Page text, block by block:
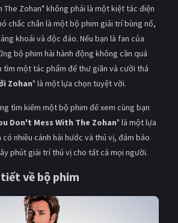
The Zohan" không phải là một kiệt tác điện
chắc chắn là một bộ phim giải trí bùng nổ,
khoái và độc đáo. Nếu bạn là fan của
bộ phim hài hành động không cần quá
tìm một tác phẩm để thư giãn và cười thả
Zohan" là một lựa chọn tuyệt vời.
tìm kiếm một bộ phim để xem cùng bạn
Don't Mess With The Zohan" là một lựa
nhiều cảnh hài hước và thú vị, đảm bảo
phút giải trí thú vị cho tất cả mọi người.
về bộ phim